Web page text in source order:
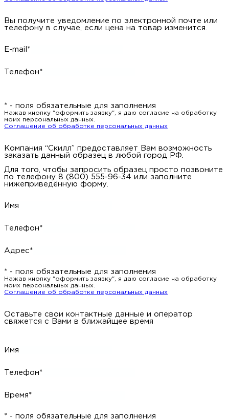
Вы получите уведомление по электронной почте или
телефону в случае, если цена на товар изменится.
E-mail*
Телефон*
* - поля обязательные для заполнения
Нажав кнопку "оформить заявку", я даю согласие на обработку
моих персональных данных.
Соглашение об обработке персональных данных
Компания “Скилл” предоставляет Вам возможность
заказать данный образец в любой город РФ.
Для того, чтобы запросить образец просто позвоните
по телефону 8 (800) 555-96-34 или заполните
нижеприведённую форму.
Имя
Телефон*
Адрес*
* - поля обязательные для заполнения
Нажав кнопку "оформить заявку", я даю согласие на обработку
моих персональных данных.
Соглашение об обработке персональных данных
Оставьте свои контактные данные и оператор
свяжется с Вами в ближайщее время
Имя
Телефон*
Время*
* - поля обязательные для заполнения